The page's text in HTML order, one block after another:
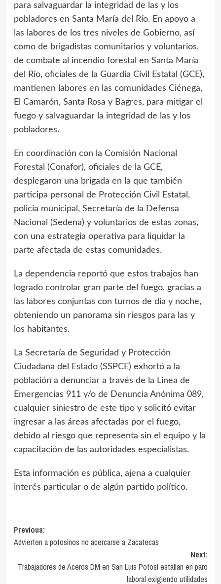
para salvaguardar la integridad de las y los
pobladores en Santa María del Río. En apoyo a
las labores de los tres niveles de Gobierno, así
como de brigadistas comunitarios y voluntarios,
de combate al incendio forestal en Santa María
del Río, oficiales de la Guardia Civil Estatal (GCE),
mantienen labores en las comunidades Ciénega,
El Camarón, Santa Rosa y Bagres, para mitigar el
fuego y salvaguardar la integridad de las y los
pobladores.
En coordinación con la Comisión Nacional
Forestal (Conafor), oficiales de la GCE,
desplegaron una brigada en la que también
participa personal de Protección Civil Estatal,
policía municipal, Secretaría de la Defensa
Nacional (Sedena) y voluntarios de estas zonas,
con una estrategia operativa para liquidar la
parte afectada de estas comunidades.
La dependencia reportó que estos trabajos han
logrado controlar gran parte del fuego, gracias a
las labores conjuntas con turnos de día y noche,
obteniendo un panorama sin riesgos para las y
los habitantes.
La Secretaría de Seguridad y Protección
Ciudadana del Estado (SSPCE) exhortó a la
población a denunciar a través de la Línea de
Emergencias 911 y/o de Denuncia Anónima 089,
cualquier siniestro de este tipo y solicitó evitar
ingresar a las áreas afectadas por el fuego,
debido al riesgo que representa sin el equipo y la
capacitación de las autoridades especialistas.
Esta información es pública, ajena a cualquier
interés particular o de algún partido político.
Previous:
Advierten a potosinos no acercarse a Zacatecas
Next:
Trabajadores de Aceros DM en San Luis Potosí estallan en paro
laboral exigiendo utilidades